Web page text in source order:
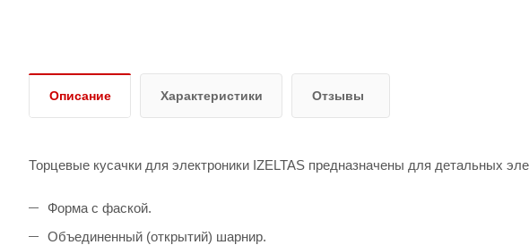
Описание Характеристики Отзывы
Торцевые кусачки для электроники IZELTAS предназначены для детальных
Форма с фаской.
Объединенный (открытий) шарнир.